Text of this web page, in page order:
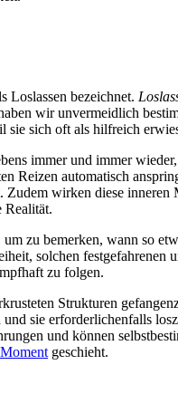
Loslassen bezeichnet.
wir unvermeidlich
sie sich oft als hilfreich
immer und immer
Reizen automatisch
Zudem wirken diese inneren
Realität.
zu bemerken, wann so
solchen festgefahrenen
zu folgen.
Strukturen
sie erforderlichenfalls
und können
geschieht.